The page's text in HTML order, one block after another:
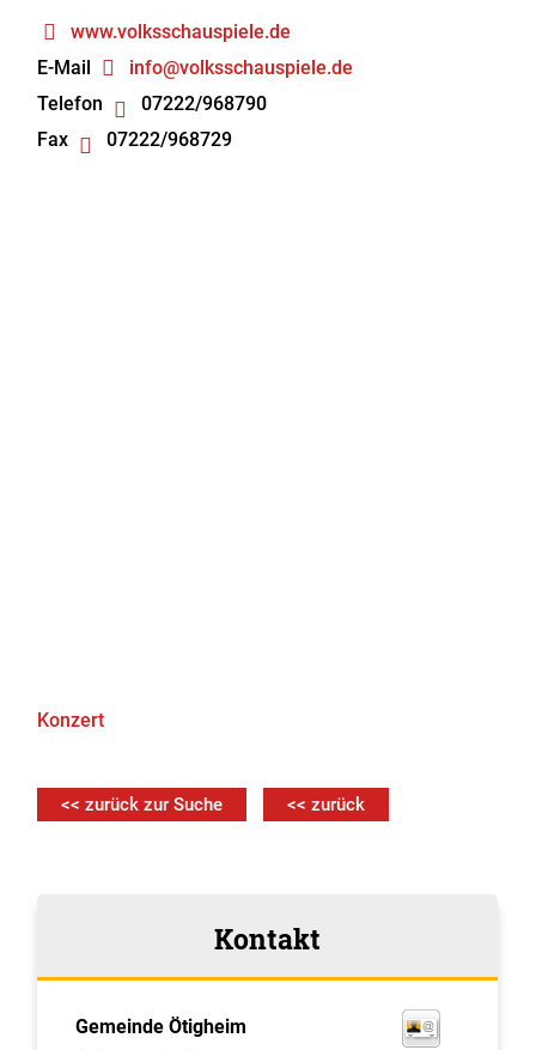
www.volksschauspiele.de
E-Mail
info@volksschauspiele.de
Telefon
07222/968790
Fax
07222/968729
Konzert
<< zurück zur Suche << zurück
Kontakt
Gemeinde Ötigheim